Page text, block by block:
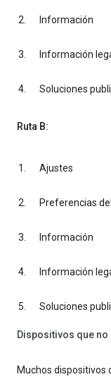
Información
Información
Soluciones
Ruta B:
Ajustes
Preferencias
Información
Información
Soluciones
Dispositivos que
Muchos dispositivos